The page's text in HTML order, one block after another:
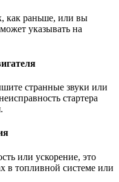
как раньше, или вы
указывать на
странные звуки или
стартера
или ускорение, это
в топливной системе или